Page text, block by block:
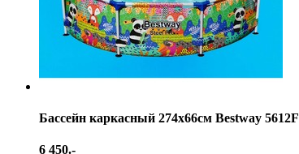
Бассейн каркасный 274х66см Bestway 5612F
6 450.-